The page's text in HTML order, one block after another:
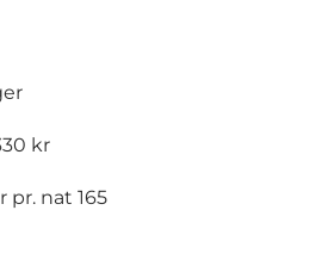
pr. nat 330 kr
pr. nat 165